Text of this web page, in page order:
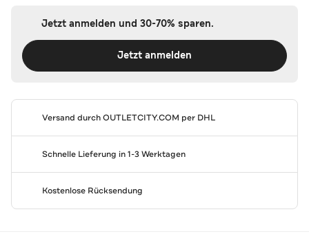
Jetzt anmelden und 30-70% sparen.
Jetzt anmelden
Versand durchOUTLETCITY.COM per DHL
Schnelle Lieferung in 1-3 Werktagen
Kostenlose Rücksendung